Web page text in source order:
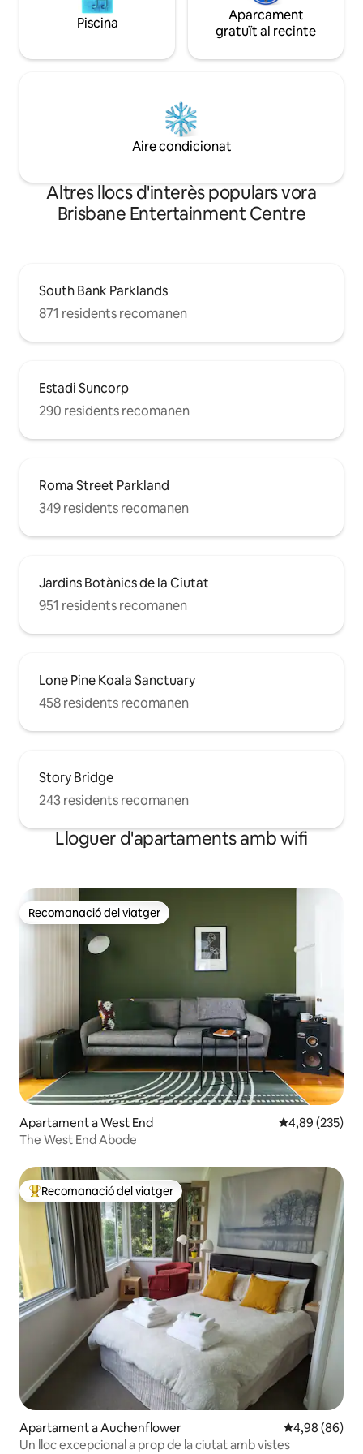
Piscina
Aparcament
gratuït al recinte
Aire condicionat
Altres llocs d'interès populars vora
Brisbane Entertainment Centre
South Bank Parklands
871 residents recomanen
Estadi Suncorp
290 residents recomanen
Roma Street Parkland
349 residents recomanen
Jardins Botànics de la Ciutat
951 residents recomanen
Lone Pine Koala Sanctuary
458 residents recomanen
Story Bridge
243 residents recomanen
Lloguer d'apartaments amb wifi
Recomanació del viatger
Recomanació del viatger
Apartament a West End 4,89 de
4,89 (235)
The West End Abode
Principals recomanacions dels viatgers
Recomanació del viatger
Apartament a Auchenflower 4,98 de
4,98 (86)
Un lloc excepcional a prop de la ciutat amb vistes